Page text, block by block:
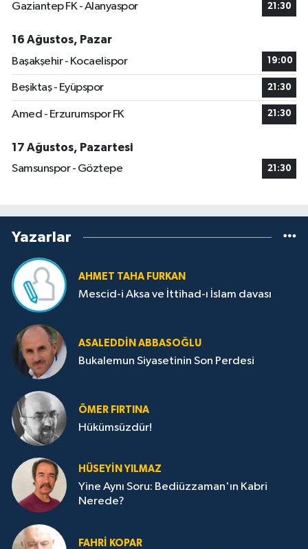
Gaziantep FK - Alanyaspor 21:30
16 Ağustos, Pazar
Başakşehir - Kocaelispor
19:00
Beşiktaş - Eyüpspor 21:30
Amed - Erzurumspor FK 21:30
17 Ağustos, Pazartesi
Samsunspor - Göztepe
21:30
Yazarlar
AHMET TAHA FURKAN
Mescid-i Aksa ve İttihad-ı İslam davası
ASALEDDIN ABBASOĞLU
Bukalemun Siyasetinin Son Perdesi
ÖMER FIRTINA
Hükümsüzdür!
HÜSEYIN YILMAZ
Yine Aynı Soru: Bediüzzaman'ın Kabri
Nerede?
FAHRI KOPAR